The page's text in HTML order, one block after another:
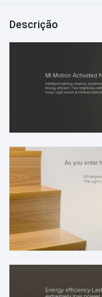
Descrição